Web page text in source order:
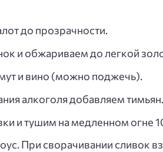
до прозрачности.
и обжариваем до легкой
и вино (можно поджечь).
алкоголя добавляем тимьян.
и тушим на медленном огне
При сворачивании сливок